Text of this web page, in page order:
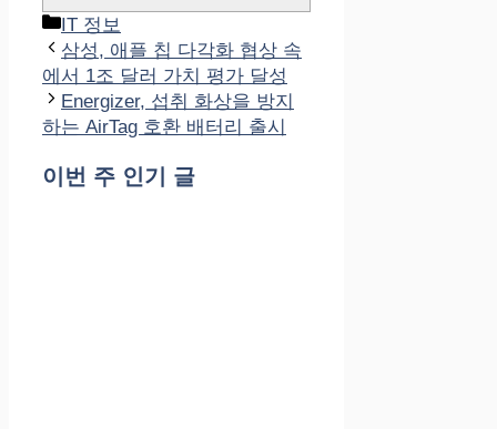
카
테
고
리
IT 정보
삼성, 애플 칩 다각화 협상 속
에서 1조 달러 가치 평가 달성
Energizer, 섭취 화상을 방지
하는 AirTag 호환 배터리 출시
이번 주 인기 글